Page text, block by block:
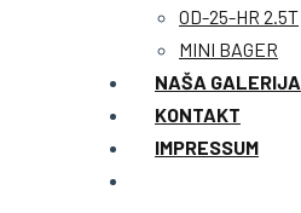
OD-25-HR 2.5T
MINI BAGER
NAŠA GALERIJA
KONTAKT
IMPRESSUM